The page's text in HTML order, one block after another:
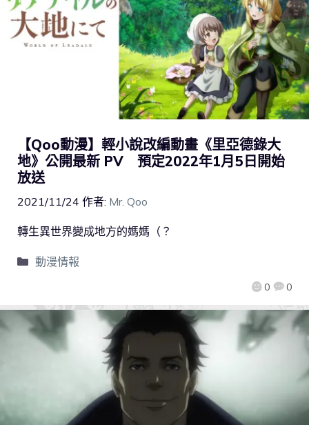
【Qoo動漫】輕小說改編動畫《里亞德錄大
地》公開最新 PV 預定2022年1月5日開始
放送
2021/11/24 作者: Mr. Qoo
0 0
轉生異世界變成地方的媽媽（？
動漫情報